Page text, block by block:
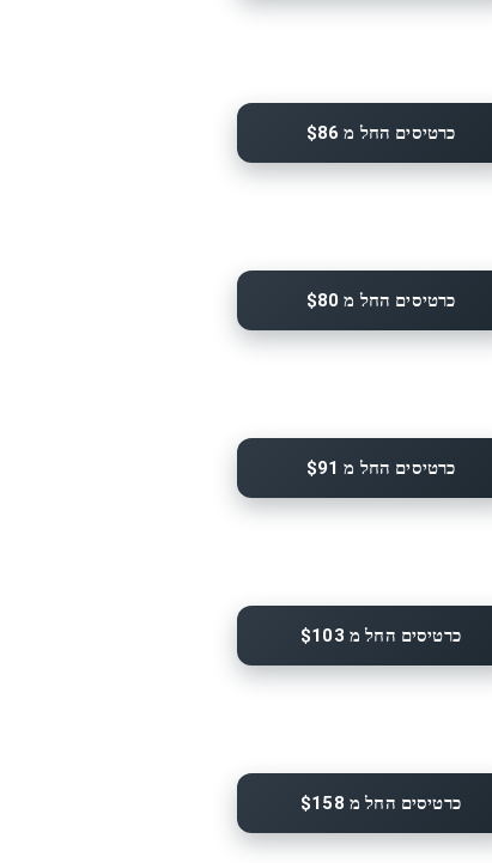
כרטיסים החל מ $86
כרטיסים החל מ $80
כרטיסים החל מ $91
כרטיסים החל מ $103
כרטיסים החל מ $158